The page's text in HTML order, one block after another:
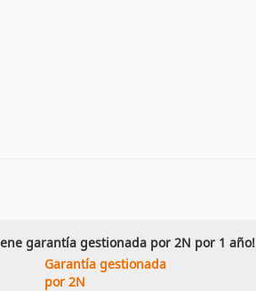
garantía gestionada por 2N por 1 año!
Garantía gestionada
por 2N